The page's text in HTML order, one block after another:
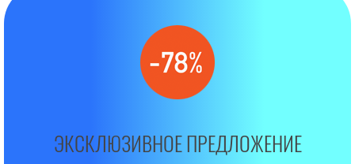
ЭКСКЛЮЗИВНОЕ ПРЕДЛОЖЕНИЕ